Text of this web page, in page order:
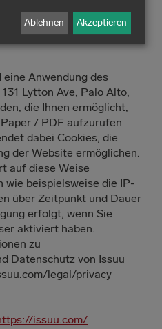
Anwendung des
Lytton Ave, Palo Alto,
die Ihnen ermöglicht,
/ PDF aufzurufen
dabei Cookies, die
der Website ermöglichen.
auf diese Weise
wie beispielsweise die IP-
über Zeitpunkt und Dauer
erfolgt, wenn Sie
aktiviert haben.
zu
Datenschutz von Issuu
legal/privacy
issuu.com/
Ablehnen Akzeptieren